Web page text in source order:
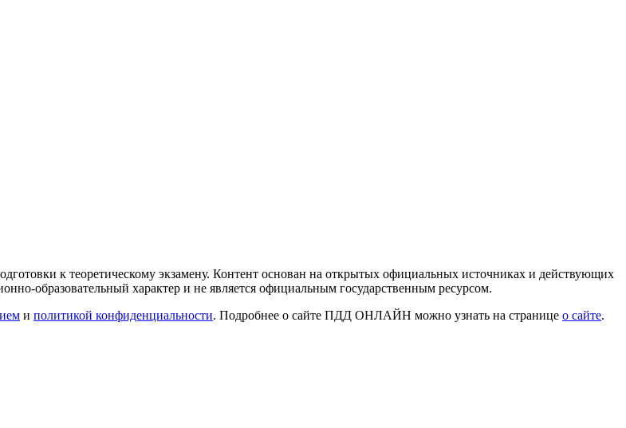
к теоретическому экзамену. Контент основан на открытых официальных источниках и действующих
образовательный характер и не является официальным государственным ресурсом.
и политикой конфиденциальности. Подробнее о сайте ПДД ОНЛАЙН можно узнать на странице о сайте.